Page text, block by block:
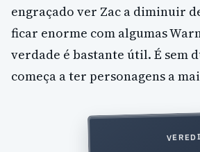
engraçado ver Zac a diminuir
ficar enorme com algumas
verdade é bastante útil. É sem
começa a ter personagens a